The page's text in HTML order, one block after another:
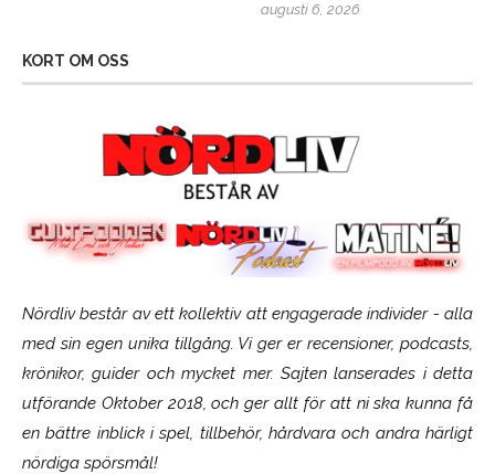
augusti 6, 2026
KORT OM OSS
Nördliv består av ett kollektiv att engagerade individer - alla
med sin egen unika tillgång. Vi ger er recensioner, podcasts,
krönikor, guider och mycket mer. Sajten lanserades i detta
utförande Oktober 2018, och ger allt för att ni ska kunna få
en bättre inblick i spel, tillbehör, hårdvara och andra härligt
nördiga spörsmål!